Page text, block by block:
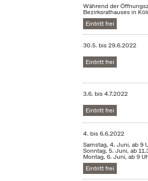
Während der
Bezirksrathauses in
Eintritt frei
30.5. bis29.6.2022
Eintritt frei
3.6. bis4.7.2022
Eintritt frei
4. bis6.6.2022
Samstag, 4. Juni, ab 9
Sonntag, 5. Juni, ab
Montag, 6. Juni, ab 9
Eintritt frei